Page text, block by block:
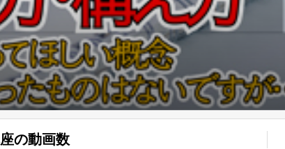
の動画数